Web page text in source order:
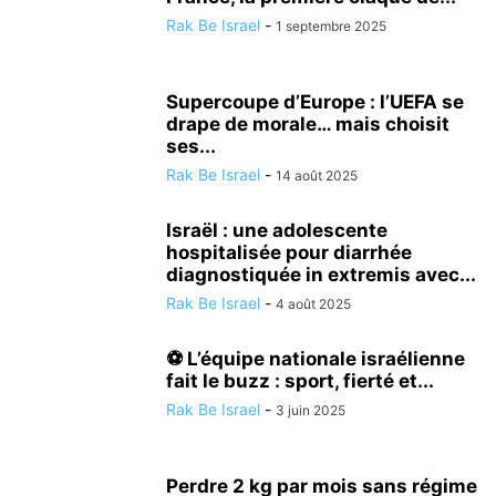
Rak Be Israel - 1 septembre 2025
Supercoupe d’Europe : l’UEFA se
drape de morale… mais choisit
ses...
Rak Be Israel - 14 août 2025
Israël : une adolescente
hospitalisée pour diarrhée
diagnostiquée in extremis avec...
Rak Be Israel - 4 août 2025
⚽ L’équipe nationale israélienne
fait le buzz : sport, fierté et...
Rak Be Israel - 3 juin 2025
Perdre 2 kg par mois sans régime